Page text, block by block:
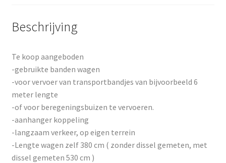
Beschrijving
Te koop aangeboden
-gebruikte banden wagen
-voor vervoer van transportbandjes van bijvoorbeeld 6
meter lengte
-of voor beregeningsbuizen te vervoeren.
-aanhanger koppeling
-langzaam verkeer, op eigen terrein
-Lengte wagen zelf 380 cm ( zonder dissel gemeten, met
dissel gemeten 530 cm )